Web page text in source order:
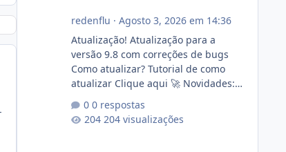
redenflu · Agosto 3, 2026 em 14:36
Atualização! Atualização para a
versão 9.8 com correções de bugs
Como atualizar? Tutorial de como
atualizar Clique aqui 🚀 Novidades:
publico para consulta de sub.dominio
autorizado a usasr o isistem:
0 respostas
204 visualizações